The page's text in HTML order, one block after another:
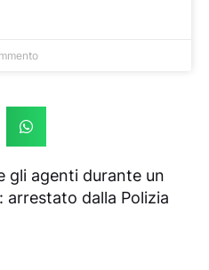
gli agenti durante un
dalla Polizia